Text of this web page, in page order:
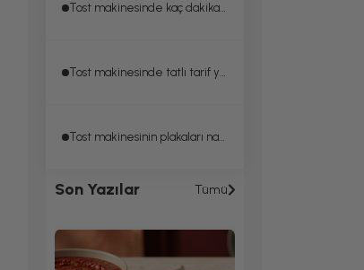
Tost makinesinde kaç dakikada pişirme tamamlanır?
Tost makinesinde tatlı tarif yapılabilir mi?
Tost makinesinin plakaları nasıl temizlenir?
Son Yazılar Tümü